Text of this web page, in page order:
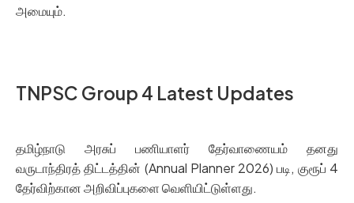
அமையும்.
TNPSC Group 4 Latest Updates
தமிழ்நாடு அரசுப் பணியாளர் தேர்வாணையம் தனது
வருடாந்திரத் திட்டத்தின் (Annual Planner 2026) படி, குரூப் 4
தேர்விற்கான அறிவிப்புகளை வெளியிட்டுள்ளது.